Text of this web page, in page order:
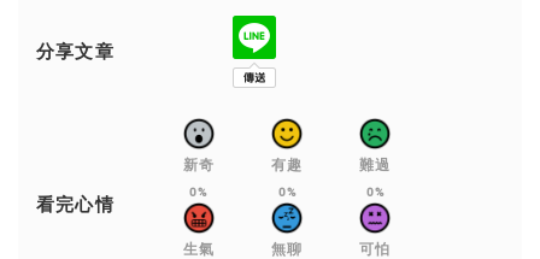
分享文章
看完心情
新奇
0%
有趣
0%
難過
0%
生氣 無聊 可怕